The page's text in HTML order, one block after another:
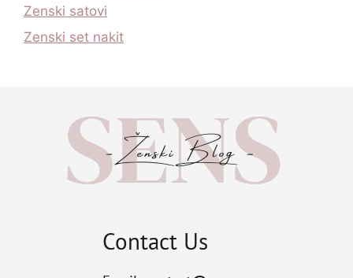
Zenski satovi
Zenski set nakit
Contact Us